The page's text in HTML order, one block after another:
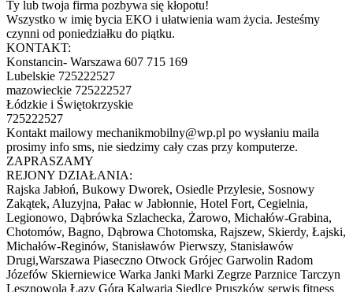
Ty lub twoja firma pozbywa się kłopotu!
Wszystko w imię bycia EKO i ułatwienia wam życia. Jesteśmy
czynni od poniedziałku do piątku.
KONTAKT:
Konstancin- Warszawa 607 715 169
Lubelskie 725222527
mazowieckie 725222527
Łódzkie i Świętokrzyskie
725222527
Kontakt mailowy mechanikmobilny@wp.pl po wysłaniu maila
prosimy info sms, nie siedzimy cały czas przy komputerze.
ZAPRASZAMY
REJONY DZIAŁANIA:
Rajska Jabłoń, Bukowy Dworek, Osiedle Przylesie, Sosnowy
Zakątek, Aluzyjna, Pałac w Jabłonnie, Hotel Fort, Cegielnia,
Legionowo, Dąbrówka Szlachecka, Żarowo, Michałów-Grabina,
Chotomów, Bagno, Dąbrowa Chotomska, Rajszew, Skierdy, Łajski,
Michałów-Reginów, Stanisławów Pierwszy, Stanisławów
Drugi,Warszawa Piaseczno Otwock Grójec Garwolin Radom
Józefów Skierniewice Warka Janki Marki Zegrze Parznice Tarczyn
Lesznowola Łazy Góra Kalwaria Siedlce Pruszków serwis fitness